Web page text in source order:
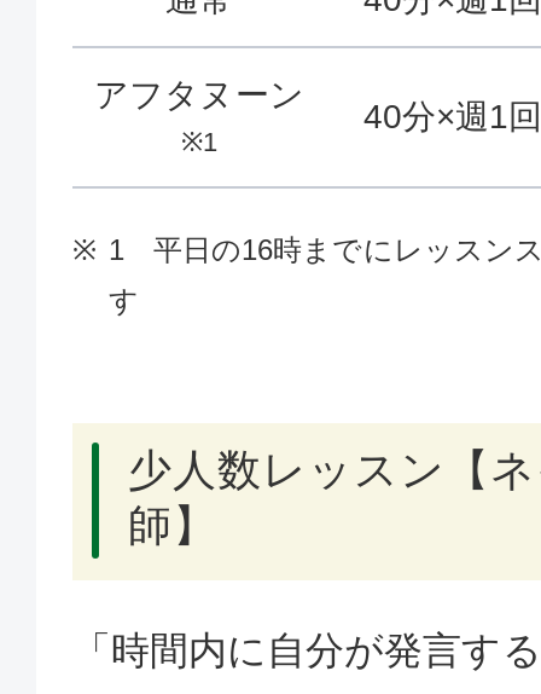
アフタヌーン
※1
40分×週1
1 平日の16時までにレッスン
す
少人数レッスン【
師】
「時間内に自分が発言す